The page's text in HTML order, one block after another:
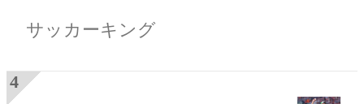
サッカーキング